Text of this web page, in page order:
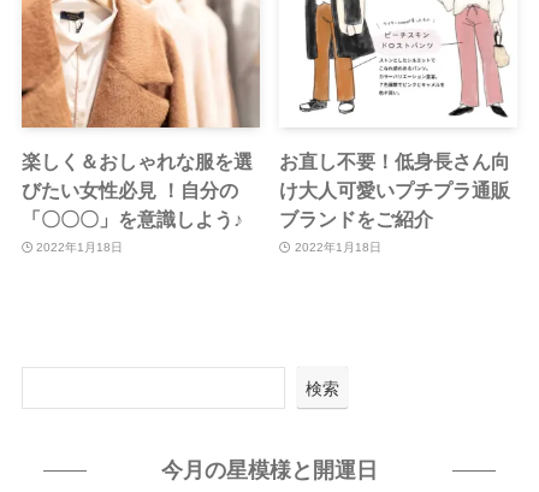
楽しく＆おしゃれな服を選
びたい女性必見 ！自分の
「〇〇〇」を意識しよう♪
2022年1月18日
お直し不要！低身長さん向
け大人可愛いプチプラ通販
ブランドをご紹介
2022年1月18日
検索
今月の星模様と開運日